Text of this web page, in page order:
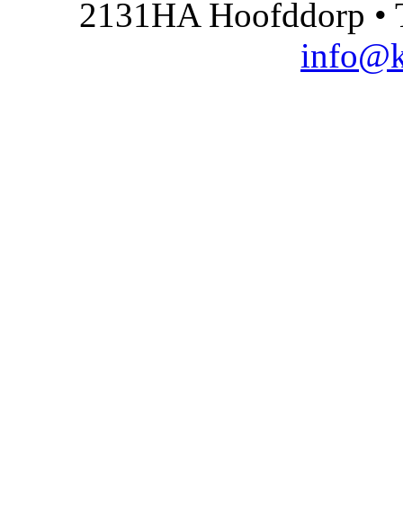
2131HA Hoofddorp •